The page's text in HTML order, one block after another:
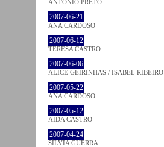
ANTÓNIO PRETO
2007-06-21
ANA CARDOSO
2007-06-12
TERESA CASTRO
2007-06-06
ALICE GEIRINHAS / ISABEL RIBEIRO
2007-05-22
ANA CARDOSO
2007-05-12
AIDA CASTRO
2007-04-24
SÍLVIA GUERRA